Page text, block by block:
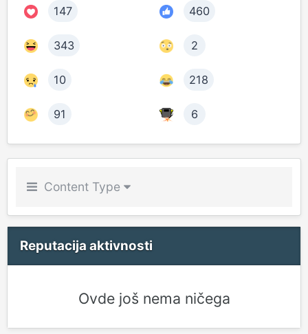
147
460
343 2
10 218
91 6
Content Type
Reputacija aktivnosti
Ovde još nema ničega